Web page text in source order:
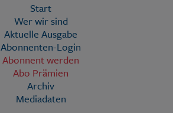
Start
Wer wir sind
Aktuelle Ausgabe
Abonnenten-Login
Abonnent werden
Abo Prämien
Archiv
Mediadaten